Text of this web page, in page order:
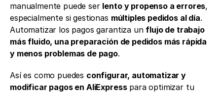
manualmente puede ser lento y propenso a errores,
especialmente si gestionas múltiples pedidos al día.
Automatizar los pagos garantiza un flujo de trabajo
más fluido, una preparación de pedidos más rápida
y menos problemas de pago.
Así es como puedes configurar, automatizar y
modificar pagos en AliExpress para optimizar tu